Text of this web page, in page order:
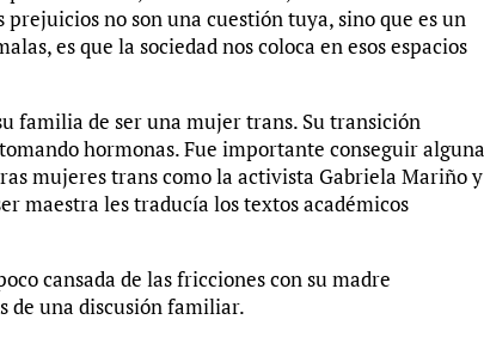
no son una cuestión tuya, sino que es un
es que la sociedad nos coloca en esos espacios
familia de ser una mujer trans. Su transición
hormonas. Fue importante conseguir alguna
mujeres trans como la activista Gabriela Mariño y
maestra les traducía los textos académicos
cansada de las fricciones con su madre
de una discusión familiar.